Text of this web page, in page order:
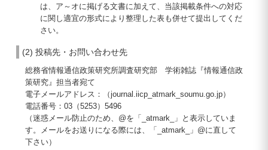
は、ア～オに掲げる文書に加えて、当該掲載条件への対応
に関し適宜の形式により整理した表も併せて提出してくだ
さい。
(2) 投稿先・お問い合わせ先
総務省情報通信政策研究所調査研究部 学術雑誌『情報通信政
策研究』担当者宛て
電子メールアドレス：（journal.iicp_atmark_soumu.go.jp）
電話番号：03（5253）5496
（迷惑メール防止のため、@を「_atmark_」と表示していま
す。メールをお送りになる際には、「_atmark_」@に直して
下さい）